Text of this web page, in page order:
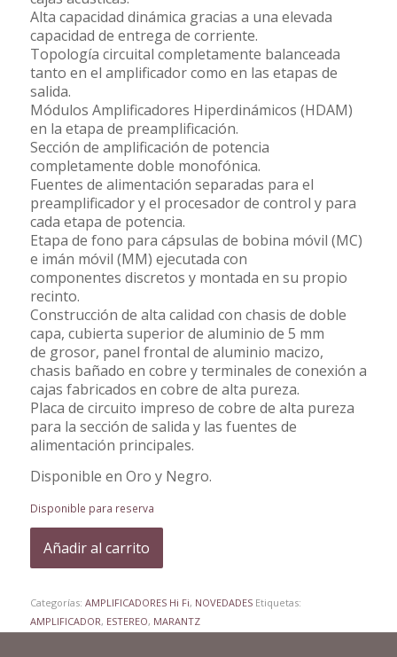
Alta capacidad dinámica gracias a una elevada
capacidad de entrega de corriente.
Topología circuital completamente balanceada
tanto en el amplificador como en las etapas de
salida.
Módulos Amplificadores Hiperdinámicos (HDAM)
en la etapa de preamplificación.
Sección de amplificación de potencia
completamente doble monofónica.
Fuentes de alimentación separadas para el
preamplificador y el procesador de control y para
cada etapa de potencia.
Etapa de fono para cápsulas de bobina móvil (MC)
e imán móvil (MM) ejecutada con
componentes discretos y montada en su propio
recinto.
Construcción de alta calidad con chasis de doble
capa, cubierta superior de aluminio de 5 mm
de grosor, panel frontal de aluminio macizo,
chasis bañado en cobre y terminales de conexión a
cajas fabricados en cobre de alta pureza.
Placa de circuito impreso de cobre de alta pureza
para la sección de salida y las fuentes de
alimentación principales.
Disponible en Oro y Negro.
Disponible para reserva
Añadir al carrito
Categorías: AMPLIFICADORES Hi Fi, NOVEDADES Etiquetas:
AMPLIFICADOR, ESTEREO, MARANTZ